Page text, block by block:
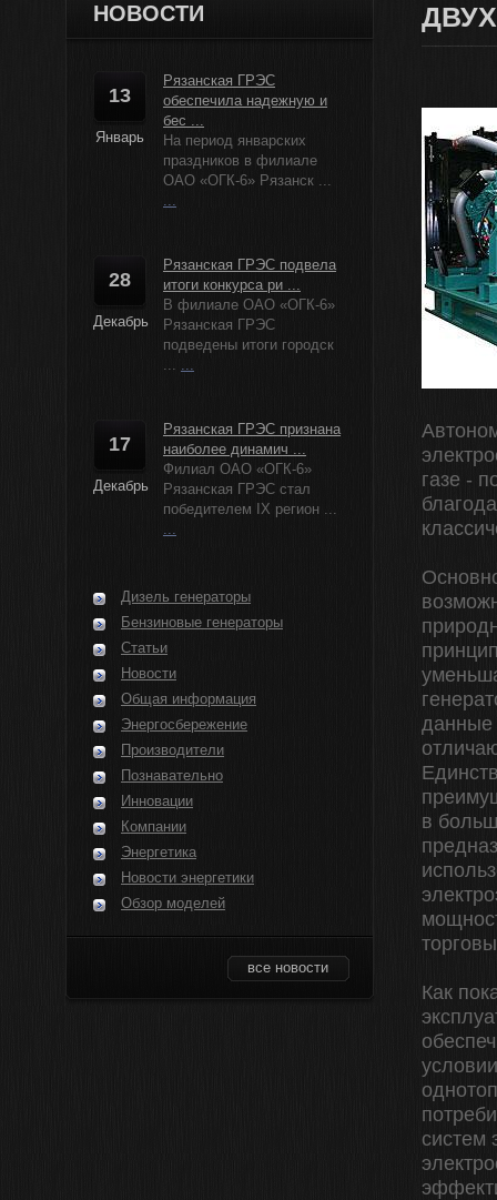
НОВОСТИ
13
Январь
Рязанская ГРЭС
обеспечила надежную и
бес ...
На период январских
праздников в филиале
ОАО «ОГК-6» Рязанск ...
...
28
Декабрь
Рязанская ГРЭС подвела
итоги конкурса ри ...
В филиале ОАО «ОГК-6»
Рязанская ГРЭС
подведены итоги городск
... ...
17
Декабрь
Рязанская ГРЭС признана
наиболее динамич ...
Филиал ОАО «ОГК-6»
Рязанская ГРЭС стал
победителем IX регион ...
...
Дизель генераторы
Бензиновые генераторы
Статьи
Новости
Общая информация
Энергосбережение
Производители
Познавательно
Инновации
Компании
Энергетика
Новости энергетики
Обзор моделей
все новости
газе -
данные
в
Как
систем